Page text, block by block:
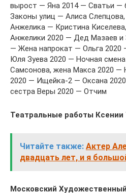
вырост — Яна 2014 — Сватьи —
Законы улиц — Алиса
Анжелика — Кристина
Анжелики 2020 — Дед Мазаев и
— Жена напрокат — Ольга
Юля Зуева 2020 — Ночная
Самсонова, жена Макса 2020 —
2020 — Ищейка-2 — Оксана
сестра Веры 2020 — Отчим
Театральные работы Ксении
Читайте также: Актер
двадцать лет, и я
Московский